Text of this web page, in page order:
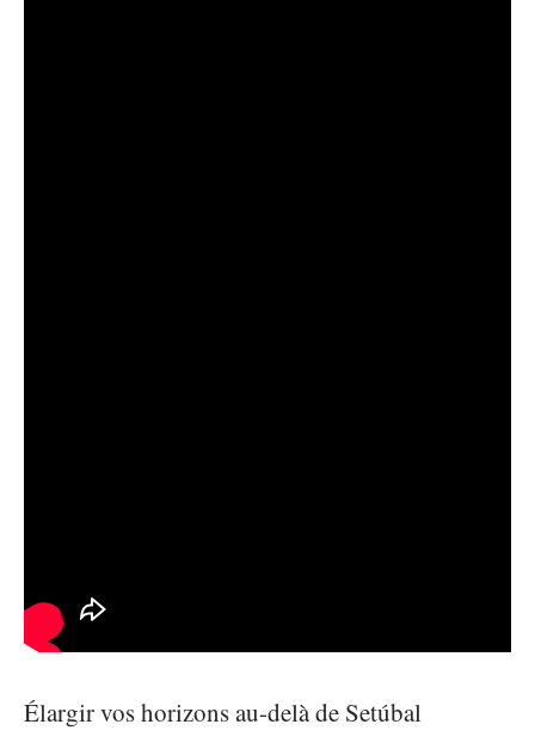
Élargir vos horizons au-delà de Setúbal